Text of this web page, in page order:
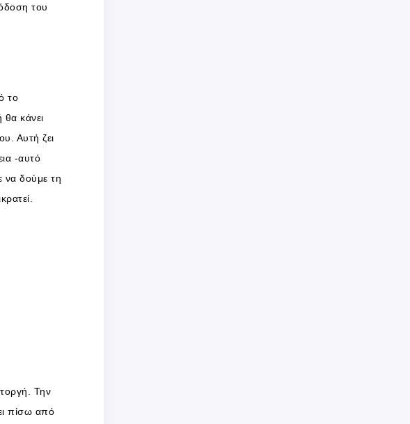
του
το
κάνει
Αυτή ζει
-αυτό
να δούμε τη
Την
πίσω από